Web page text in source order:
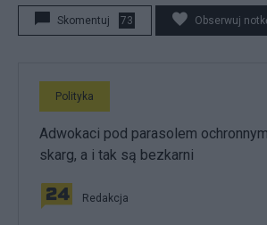
Skomentuj 73 Obserwuj
Polityka
Adwokaci pod parasolem
skarg, a i tak są bezkarni
Redakcja